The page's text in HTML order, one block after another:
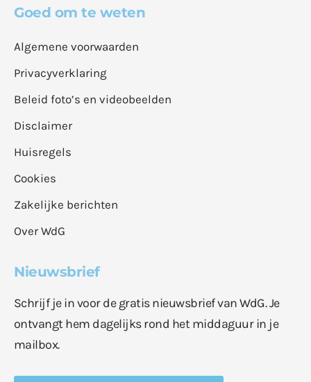
Goed om te weten
Algemene voorwaarden
Privacyverklaring
Beleid foto’s en videobeelden
Disclaimer
Huisregels
Cookies
Zakelijke berichten
Over WdG
Nieuwsbrief
Schrijf je in voor de gratis nieuwsbrief van WdG. Je
ontvangt hem dagelijks rond het middaguur in je
mailbox.